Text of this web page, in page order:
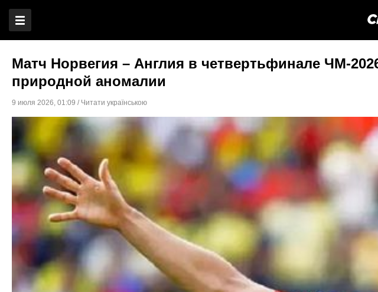
Матч Норвегия – Англия в четвертьфинале ЧМ-
природной аномалии
9 июля 2026, 01:09 / Читати українською